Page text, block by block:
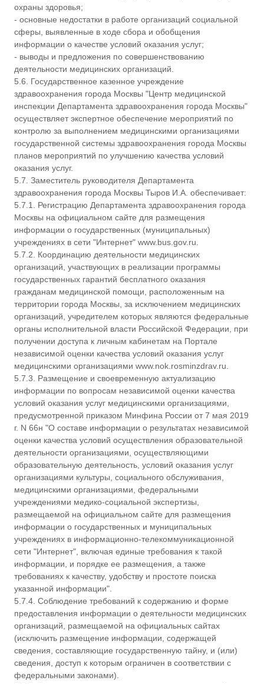
охраны здоровья;
- основные недостатки в работе организаций социальной
сферы, выявленные в ходе сбора и обобщения
информации о качестве условий оказания услуг;
- выводы и предложения по совершенствованию
деятельности медицинских организаций.
5.6. Государственное казенное учреждение
здравоохранения города Москвы "Центр медицинской
инспекции Департамента здравоохранения города Москвы"
осуществляет экспертное обеспечение мероприятий по
контролю за выполнением медицинскими организациями
государственной системы здравоохранения города Москвы
планов мероприятий по улучшению качества условий
оказания услуг.
5.7. Заместитель руководителя Департамента
здравоохранения города Москвы Тыров И.А. обеспечивает:
5.7.1. Регистрацию Департамента здравоохранения города
Москвы на официальном сайте для размещения
информации о государственных (муниципальных)
учреждениях в сети "Интернет" www.bus.gov.ru.
5.7.2. Координацию деятельности медицинских
организаций, участвующих в реализации программы
государственных гарантий бесплатного оказания
гражданам медицинской помощи, расположенным на
территории города Москвы, за исключением медицинских
организаций, учредителем которых являются федеральные
органы исполнительной власти Российской Федерации, при
получении доступа к личным кабинетам на Портале
независимой оценки качества условий оказания услуг
медицинскими организациями www.nok.rosminzdrav.ru.
5.7.3. Размещение и своевременную актуализацию
информации по вопросам независимой оценки качества
условий оказания услуг медицинскими организациями,
предусмотренной приказом Минфина России от 7 мая 2019
г. N 66н "О составе информации о результатах независимой
оценки качества условий осуществления образовательной
деятельности организациями, осуществляющими
образовательную деятельность, условий оказания услуг
организациями культуры, социального обслуживания,
медицинскими организациями, федеральными
учреждениями медико-социальной экспертизы,
размещаемой на официальном сайте для размещения
информации о государственных и муниципальных
учреждениях в информационно-телекоммуникационной
сети "Интернет", включая единые требования к такой
информации, и порядке ее размещения, а также
требованиях к качеству, удобству и простоте поиска
указанной информации".
5.7.4. Соблюдение требований к содержанию и форме
предоставления информации о деятельности медицинских
организаций, размещаемой на официальных сайтах
(исключить размещение информации, содержащей
сведения, составляющие государственную тайну, и (или)
сведения, доступ к которым ограничен в соответствии с
федеральными законами).